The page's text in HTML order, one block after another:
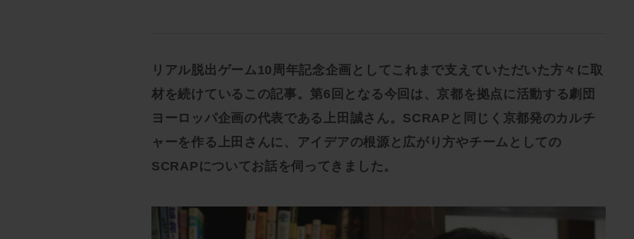
リアル脱出ゲーム10周年記念企画としてこれまで支えていただいた方々に取
材を続けているこの記事。第6回となる今回は、京都を拠点に活動する劇団
ヨーロッパ企画の代表である上田誠さん。SCRAPと同じく京都発のカルチ
ャーを作る上田さんに、アイデアの根源と広がり方やチームとしての
SCRAPについてお話を伺ってきました。